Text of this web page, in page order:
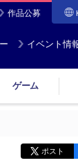
作品公募
イベント情
ゲーム
ポスト